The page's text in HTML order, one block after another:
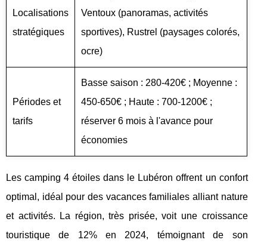
Localisations
stratégiques
Ventoux (panoramas, activités
sportives), Rustrel (paysages colorés,
ocre)
Périodes et
tarifs
Basse saison : 280-420€ ; Moyenne :
450-650€ ; Haute : 700-1200€ ;
réserver 6 mois à l'avance pour
économies
Les camping 4 étoiles dans le Lubéron offrent un confort
optimal, idéal pour des vacances familiales alliant nature
et activités. La région, très prisée, voit une croissance
touristique de 12% en 2024, témoignant de son